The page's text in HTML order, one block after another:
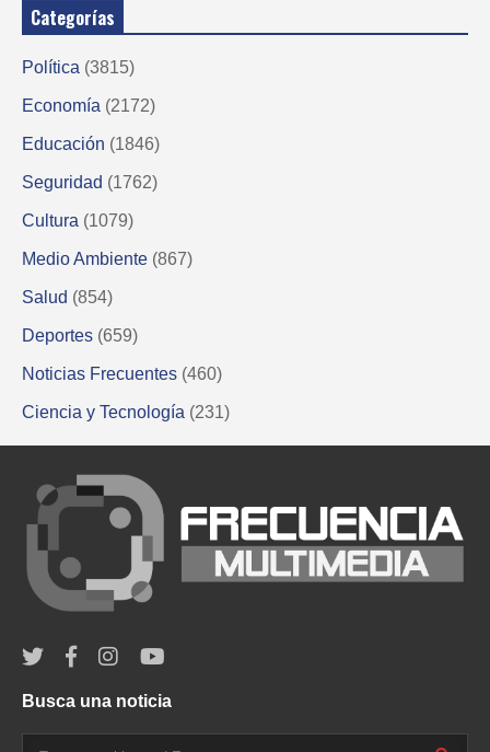
Categorías
Política (3815)
Economía (2172)
Educación (1846)
Seguridad (1762)
Cultura (1079)
Medio Ambiente (867)
Salud (854)
Deportes (659)
Noticias Frecuentes (460)
Ciencia y Tecnología (231)
Busca una noticia